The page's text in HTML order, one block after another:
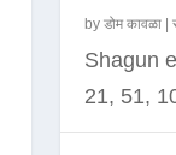
by डोम कावळा|
Shagun
21, 51,